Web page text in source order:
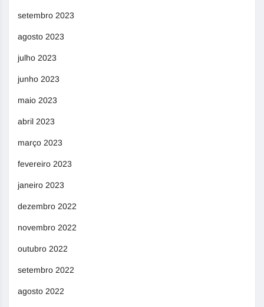
setembro 2023
agosto 2023
julho 2023
junho 2023
maio 2023
abril 2023
março 2023
fevereiro 2023
janeiro 2023
dezembro 2022
novembro 2022
outubro 2022
setembro 2022
agosto 2022